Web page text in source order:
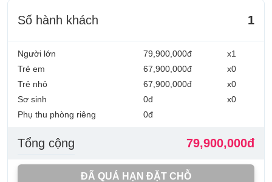
Số hành khách 1
Người lớn
Trẻ em
Trẻ nhỏ
Sơ sinh
Phụ thu phòng riêng
79,900,000đ
67,900,000đ
67,900,000đ
0đ
0đ
x1
x0
x0
x0
Tổng cộng 79,900,000đ
ĐÃ QUÁ HẠN ĐẶT CHỖ